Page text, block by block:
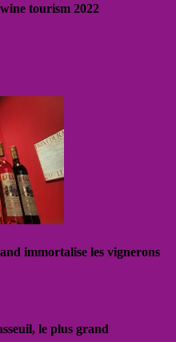
tourism 2022
immortalise les vignerons
le plus grand